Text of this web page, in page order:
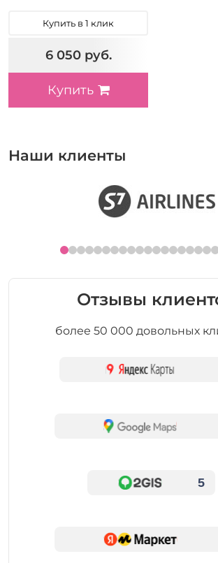
Купить в 1 клик
6 050 руб.
Купить
Наши клиенты
Отзывы
более 50 000 довольных
5